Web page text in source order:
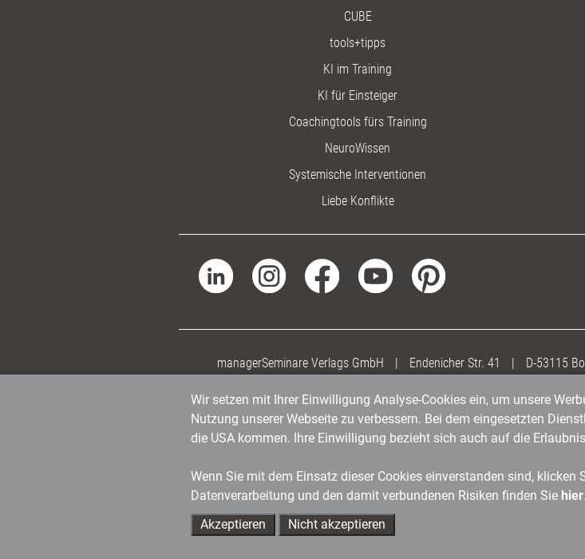
CUBE
tools+tipps
KI im Training
KI für Einsteiger
Coachingtools fürs Training
NeuroWissen
Systemische Interventionen
Liebe Konflikte
managerSeminare Verlags GmbH | Endenicher Str. 41 | D-53115
Wir setzen mit Ihrer Einwilligung Analyse-Cookies ein, um unsere
Nutzung unserer Webseite zu verbessern. Bei dem eingesetzten
die USA kommen. Ihre Einwilligung bezieht sich auch auf die
Wenn Sie mit dem Einsatz dieser Cookies einverstanden sind,
Datenverarbeitung und den damit verbundenen Risiken finden Sie hier.
Akzeptieren
Nicht akzeptieren